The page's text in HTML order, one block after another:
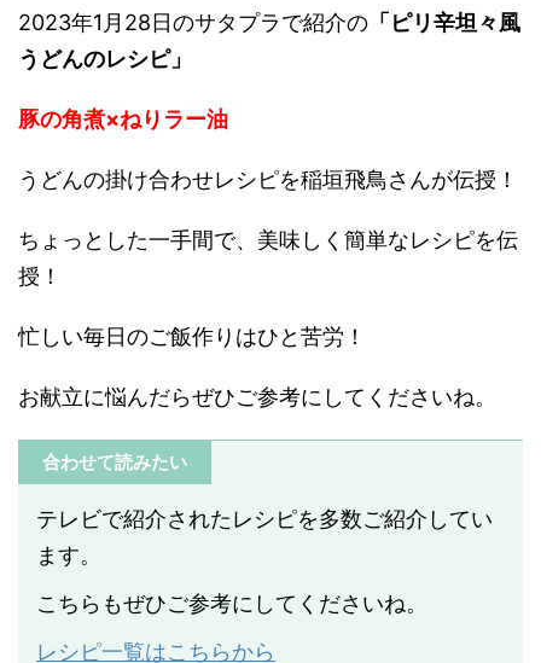
2023年1月28日のサタプラで紹介の 「ピリ辛坦々風
うどんのレシピ」
豚の角煮×ねりラー油
うどんの掛け合わせレシピを稲垣飛鳥さんが伝授！
ちょっとした一手間で、美味しく簡単なレシピを伝
授！
忙しい毎日のご飯作りはひと苦労！
お献立に悩んだらぜひご参考にしてくださいね。
合わせて読みたい
テレビで紹介されたレシピを多数ご紹介してい
ます。
こちらもぜひご参考にしてくださいね。
レシピ一覧はこちらから